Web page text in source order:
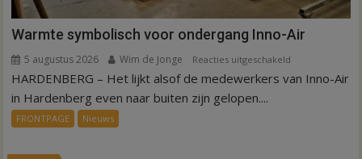
Warmte symbolisch voor ondergang Inno-Air
5 augustus 2026 Wim de Jonge Reacties uitgeschakeld
Warmte
HARDENBERG – Het lijkt alsof de medewerkers van Inno-Air
in Hardenberg even naar buiten zijn gelopen....
FRONTPAGE Nieuws